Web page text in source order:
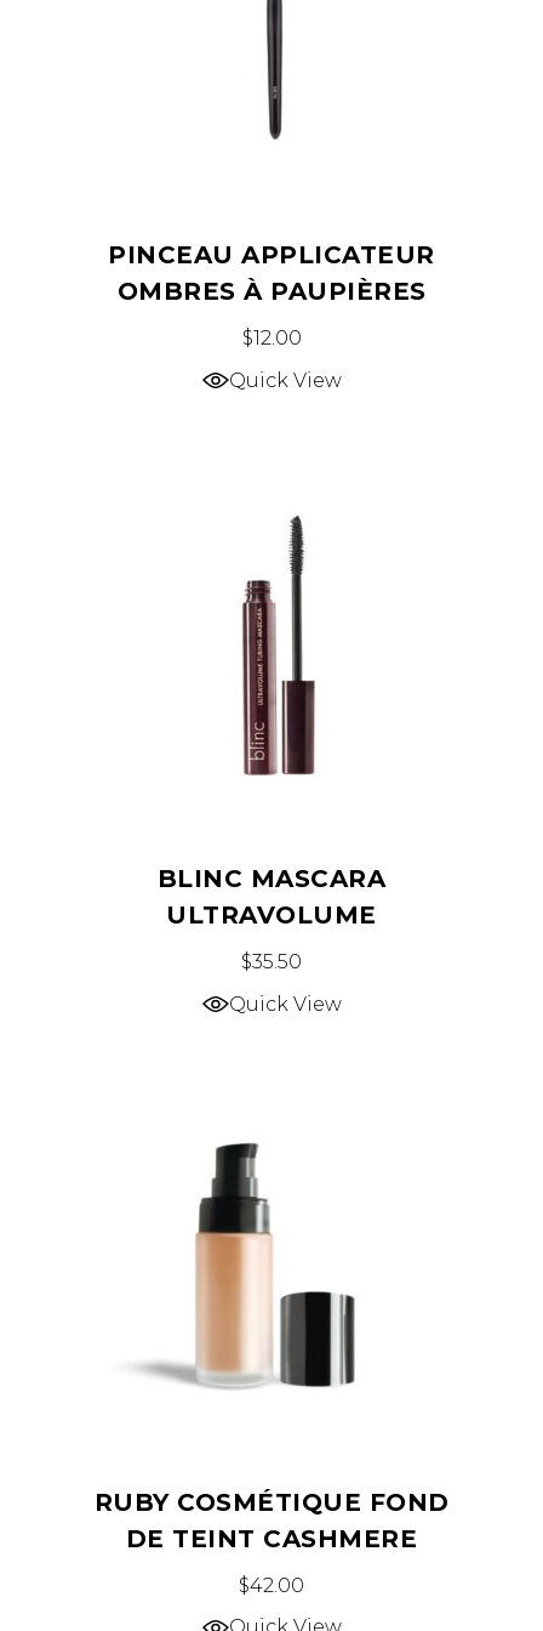
PINCEAU APPLICATEUR
OMBRES À PAUPIÈRES
$12.00
Quick View
BLINC MASCARA
ULTRAVOLUME
$35.50
Quick View
RUBY COSMÉTIQUE FOND
DE TEINT CASHMERE
$42.00
Ce